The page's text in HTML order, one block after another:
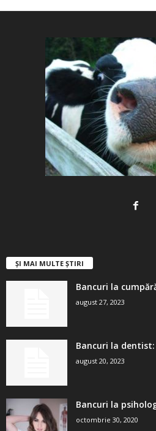
ȘI MAI MULTE ȘTIRI
Bancuri la
august 27, 2023
Bancuri la
august 20, 2023
Bancuri la
octombrie 30, 2020